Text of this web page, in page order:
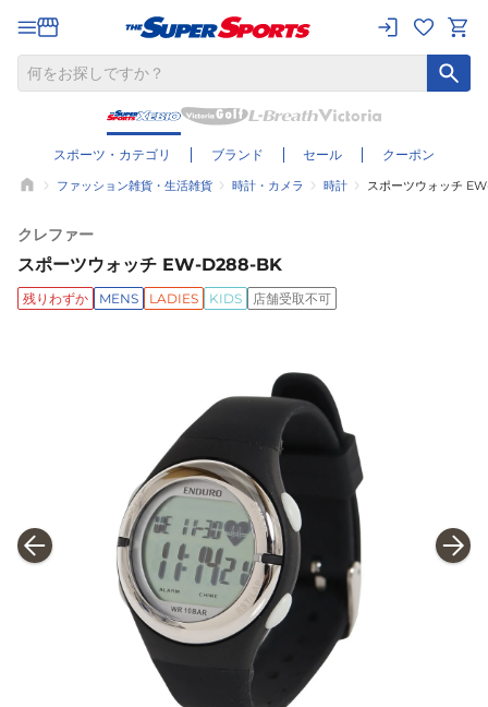
スポーツ・カテゴリ ブランド セール クーポン
ファッション雑貨・生活雑貨 時計・カメラ 時計 スポーツウォッチ
クレファー
スポーツウォッチ EW-D288-BK
残りわずか MENS LADIES KIDS 店舗受取不可